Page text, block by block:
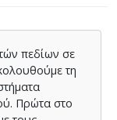
πεδίων σε
τη
Πρώτα στο